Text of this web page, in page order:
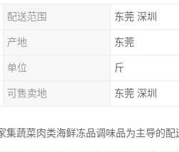
配送范围 东莞 深圳
产地 东莞
单位 斤
可售卖地 东莞 深圳
蔬菜肉类海鲜冻品调味品为主导的